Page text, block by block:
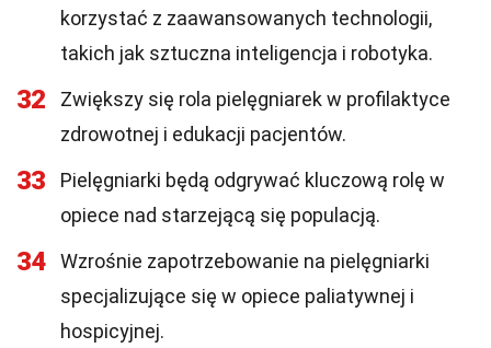
korzystać z zaawansowanych technologii,
takich jak sztuczna inteligencja i robotyka.
32
Zwiększy się rola pielęgniarek w profilaktyce
zdrowotnej i edukacji pacjentów.
33
Pielęgniarki będą odgrywać kluczową rolę w
opiece nad starzejącą się populacją.
34
Wzrośnie zapotrzebowanie na pielęgniarki
specjalizujące się w opiece paliatywnej i
hospicyjnej.